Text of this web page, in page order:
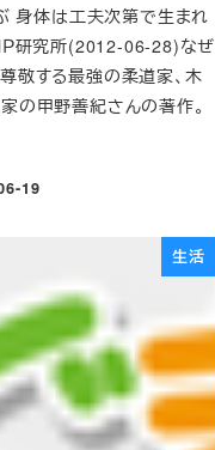
身体は工夫次第で生まれ
Ｐ研究所(2012-06-28)なぜ
敬する最強の柔道家、木
の甲野善紀さんの著作。
19
生活